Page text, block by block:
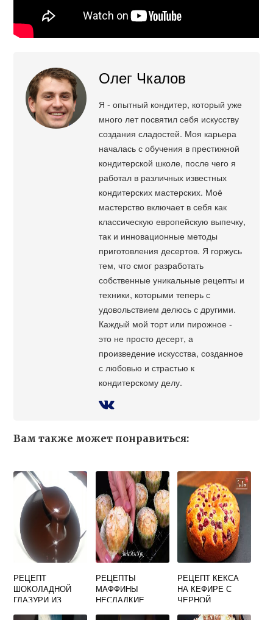
Олег Чкалов
Я - опытный кондитер, который уже
много лет посвятил себя искусству
создания сладостей. Моя карьера
началась с обучения в престижной
кондитерской школе, после чего я
работал в различных известных
кондитерских мастерских. Моё
мастерство включает в себя как
классическую европейскую выпечку,
так и инновационные методы
приготовления десертов. Я горжусь
тем, что смог разработать
собственные уникальные рецепты и
техники, которыми теперь с
удовольствием делюсь с другими.
Каждый мой торт или пирожное -
это не просто десерт, а
произведение искусства, созданное
с любовью и страстью к
кондитерскому делу.
Вам также может понравиться:
РЕЦЕПТ
ШОКОЛАДНОЙ
ГЛАЗУРИ ИЗ
РЕЦЕПТЫ
МАФФИНЫ
НЕСЛАДКИЕ
РЕЦЕПТ КЕКСА
НА КЕФИРЕ С
ЧЕРНОЙ